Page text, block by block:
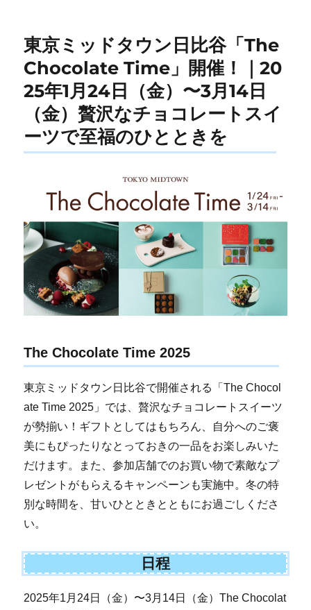
東京ミッドタウン日比谷「The
Chocolate Time」開催！｜20
25年1月24日（金）〜3月14日
（金）贅沢なチョコレートスイ
ーツで至福のひとときを
The Chocolate Time 2025
東京ミッドタウン日比谷で開催される「The Chocol
ate Time 2025」では、贅沢なチョコレートスイーツ
が勢揃い！ギフトとしてはもちろん、自分へのご褒
美にもぴったりなとっておきの一品をお楽しみいた
だけます。また、参加店舗でのお買い物で素敵なプ
レゼントがもらえるキャンペーンも実施中。冬の特
別な時間を、甘いひとときとともにお過ごしくださ
い。
日程
2025年1月24日（金）〜3月14日（金）The Chocolat